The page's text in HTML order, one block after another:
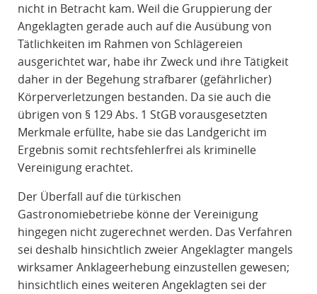
nicht in Betracht kam. Weil die Gruppierung der
Angeklagten gerade auch auf die Ausübung von
Tätlichkeiten im Rahmen von Schlägereien
ausgerichtet war, habe ihr Zweck und ihre Tätigkeit
daher in der Begehung strafbarer (gefährlicher)
Körperverletzungen bestanden. Da sie auch die
übrigen von § 129 Abs. 1 StGB vorausgesetzten
Merkmale erfüllte, habe sie das Landgericht im
Ergebnis somit rechtsfehlerfrei als kriminelle
Vereinigung erachtet.
Der Überfall auf die türkischen
Gastronomiebetriebe könne der Vereinigung
hingegen nicht zugerechnet werden. Das Verfahren
sei deshalb hinsichtlich zweier Angeklagter mangels
wirksamer Anklageerhebung einzustellen gewesen;
hinsichtlich eines weiteren Angeklagten sei der